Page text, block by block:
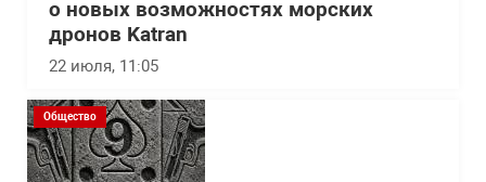
о новых возможностях морских
дронов Katran
22 июля, 11:05
Общество